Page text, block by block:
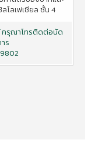
โลเฟเชียล ชั้น 4
กรุณาโทรติดต่อนัด
ร